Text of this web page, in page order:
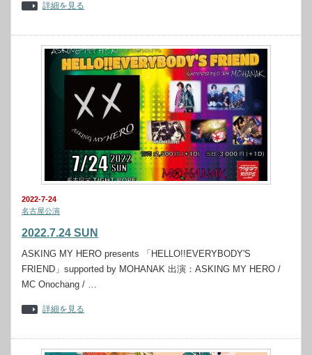
詳細を見る
2022-7-24
名古屋公演
2022.7.24 SUN
ASKING MY HERO presents 「HELLO!!EVERYBODY'S
FRIEND」supported by MOHANAK 出演：ASKING MY HERO /
MC Onochang / …
詳細を見る